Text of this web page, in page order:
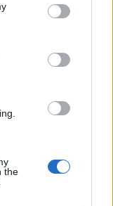
the
Τρίτο»